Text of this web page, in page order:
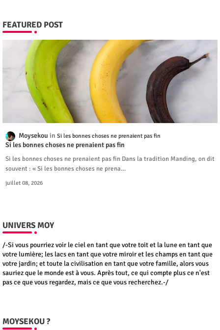
FEATURED POST
Moysekou Si les bonnes choses ne prenaient pas fin
Si les bonnes choses ne prenaient pas fin
Si les bonnes choses ne prenaient pas fin Dans la tradition Manding, on dit
souvent : « Si les bonnes choses ne prena…
juillet 08, 2026
UNIVERS MOY
/-Si vous pourriez voir le ciel en tant que votre toit et la lune en tant que
votre lumière; les lacs en tant que votre miroir et les champs en tant que
votre jardin; et toute la civilisation en tant que votre famille, alors vous
sauriez que le monde est à vous. Après tout, ce qui compte plus ce n'est
pas ce que vous regardez, mais ce que vous recherchez.-/
MOYSEKOU ?